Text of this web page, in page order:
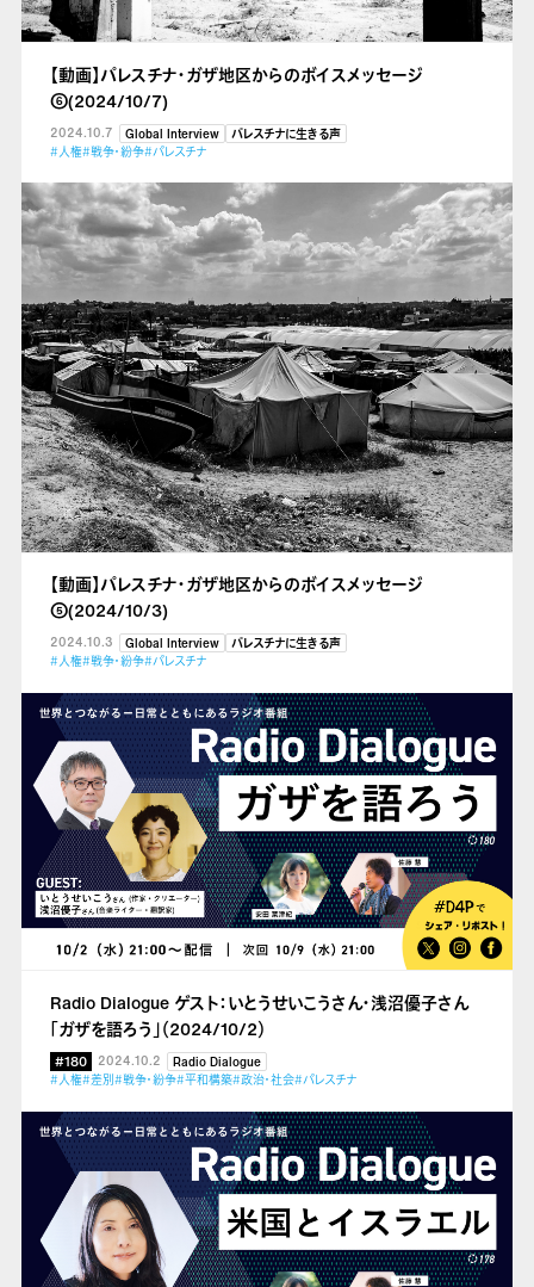
【動画】パレスチナ・ガザ地区からのボイスメッセージ
⑥(2024/10/7)
2024.10.7 Global Interview
パレスチナに生きる声
#人権#戦争・紛争#パレスチナ
【動画】パレスチナ・ガザ地区からのボイスメッセージ
⑤(2024/10/3)
2024.10.3 Global Interview
パレスチナに生きる声
#人権#戦争・紛争#パレスチナ
Radio Dialogue ゲスト：いとうせいこうさん・浅沼優子さん
「ガザを語ろう」（2024/10/2）
#180 2024.10.2
Radio Dialogue
#人権#差別#戦争・紛争#平和構築#政治・社会#パレスチナ